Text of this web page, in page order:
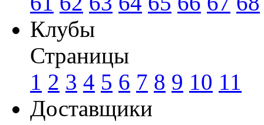
Клубы
Страницы
1 2 3 4 5 6 7 8 9 10 11
Доставщики